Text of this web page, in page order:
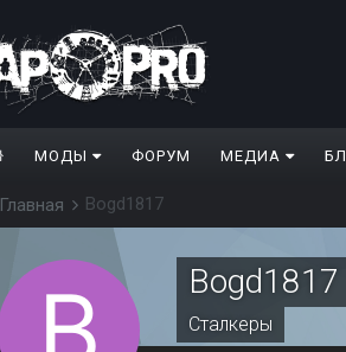
МОДЫ ФОРУМ МЕДИА
Главная Bogd1817
Bogd1817
Сталкеры